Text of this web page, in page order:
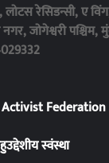
रेसिडन्सी, ए
जोगेश्वरी पश्चिम,
Federation
स्वंस्था